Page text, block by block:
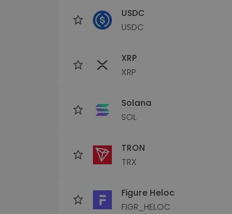
USDC
USDC
XRP
XRP
Solana
SOL
TRON
TRX
Figure Heloc
FIGR_HELOC